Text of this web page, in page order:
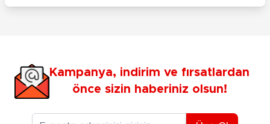
Kampanya, indirim ve fırsatlardan
önce sizin haberiniz olsun!
E-posta Adresiniz